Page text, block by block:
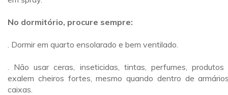
No dormitório, procure sempre:
. Dormir em quarto ensolarado e bem ventilado.
. Não usar ceras, inseticidas, tintas, perfumes, produtos
exalem cheiros fortes, mesmo quando dentro de
caixas.